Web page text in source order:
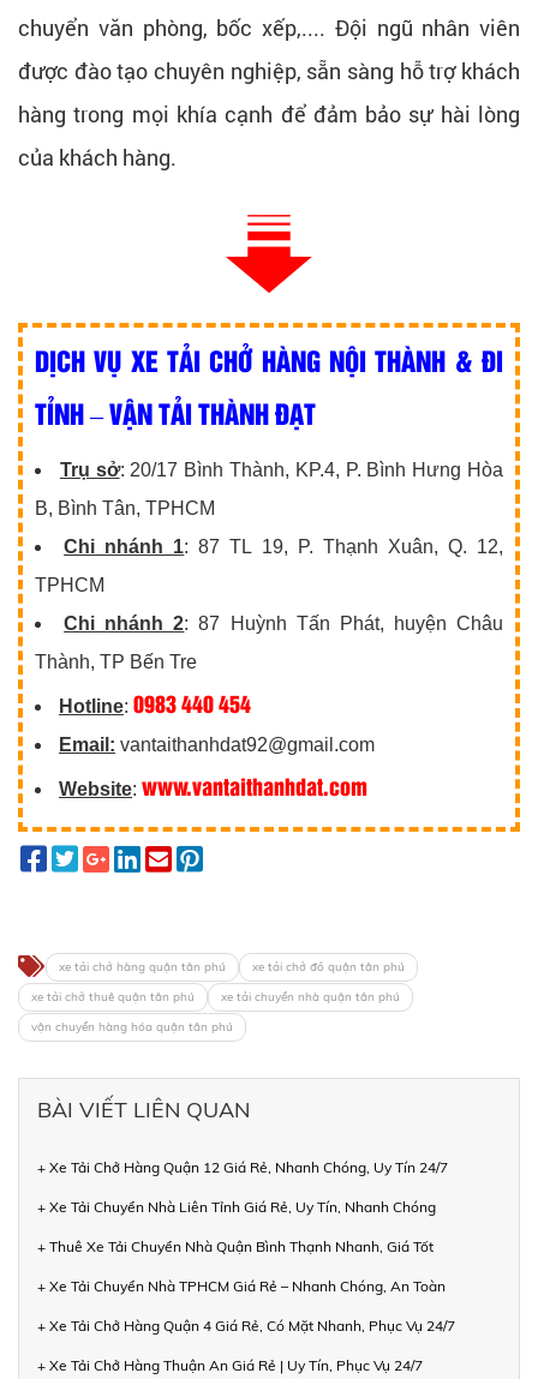
chuyển văn phòng, bốc xếp,.... Đội ngũ nhân viên
được đào tạo chuyên nghiệp, sẵn sàng hỗ trợ khách
hàng trong mọi khía cạnh để đảm bảo sự hài lòng
của khách hàng.
DỊCH VỤ XE TẢI CHỞ HÀNG NỘI THÀNH & ĐI
TỈNH – VẬN TẢI THÀNH ĐẠT
Trụ sở: 20/17 Bình Thành, KP.4, P. Bình Hưng Hòa
B, Bình Tân, TPHCM
Chi nhánh 1: 87 TL 19, P. Thạnh Xuân, Q. 12,
TPHCM
Chi nhánh 2: 87 Huỳnh Tấn Phát, huyện Châu
Thành, TP Bến Tre
Hotline: 0983 440 454
Email: vantaithanhdat92@gmail.com
Website: www.vantaithanhdat.com
xe tải chở hàng quận tân phú
xe tải chở đồ quận tân phú
xe tải chở thuê quận tân phú
xe tải chuyển nhà quận tân phú
vận chuyển hàng hóa quận tân phú
BÀI VIẾT LIÊN QUAN
+ Xe Tải Chở Hàng Quận 12 Giá Rẻ, Nhanh Chóng, Uy Tín 24/7
+ Xe Tải Chuyển Nhà Liên Tỉnh Giá Rẻ, Uy Tín, Nhanh Chóng
+ Thuê Xe Tải Chuyển Nhà Quận Bình Thạnh Nhanh, Giá Tốt
+ Xe Tải Chuyển Nhà TPHCM Giá Rẻ – Nhanh Chóng, An Toàn
+ Xe Tải Chở Hàng Quận 4 Giá Rẻ, Có Mặt Nhanh, Phục Vụ 24/7
+ Xe Tải Chở Hàng Thuận An Giá Rẻ | Uy Tín, Phục Vụ 24/7